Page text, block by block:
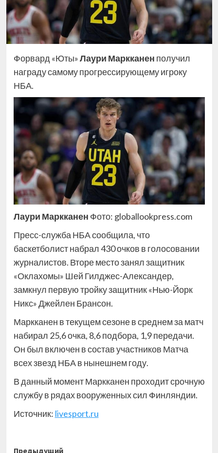
Форвард «Юты»Лаури Маркканен получил
награду самому прогрессирующему игроку
НБА.
Лаури Маркканен Фото: globallookpress.com
Пресс-служба НБА сообщила, что
баскетболист набрал 430 очков в голосовании
журналистов. Вторе место занял защитник
«Оклахомы» Шей Гилджес-Александер,
замкнул первую тройку защитник «Нью-Йорк
Никс» Джейлен Брансон.
Маркканен в текущем сезоне в среднем за матч
набирал 25,6 очка, 8,6 подбора, 1,9 передачи.
Он был включен в состав участников Матча
всех звезд НБА в нынешнем году.
В данный момент Маркканен проходит срочную
службу в рядах вооруженных сил Финляндии.
Источник: livesport.ru
Предыдущий